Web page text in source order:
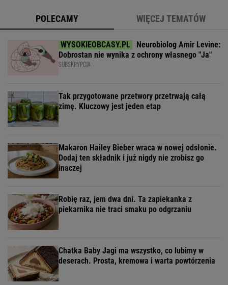
POLECAMY WIĘCEJ TEMATÓW
Neurobiolog Amir Levine:
Dobrostan nie wynika z ochrony własnego "Ja"
SUBSKRYPCJA
Tak przygotowane przetwory przetrwają całą
zimę. Kluczowy jest jeden etap
Makaron Hailey Bieber wraca w nowej odsłonie.
Dodaj ten składnik i już nigdy nie zrobisz go
inaczej
Robię raz, jem dwa dni. Ta zapiekanka z
piekarnika nie traci smaku po odgrzaniu
Chatka Baby Jagi ma wszystko, co lubimy w
deserach. Prosta, kremowa i warta powtórzenia